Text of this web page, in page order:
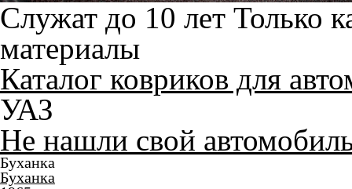
Служат до 10 лет Только
материалы
Каталог ковриков для
УАЗ
Не нашли свой
Буханка
Буханка